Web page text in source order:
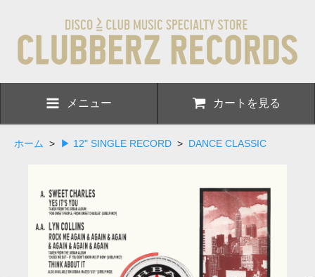
メニュー カートを見る
ホーム > ▶ 12" SINGLE RECORD > DANCE CLASSIC